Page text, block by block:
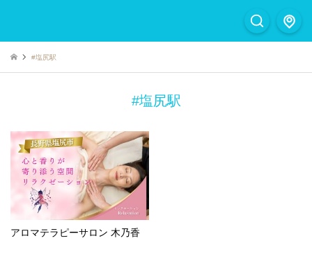
#塩尻駅
#塩尻駅
アロマテラピーサロン 木乃香